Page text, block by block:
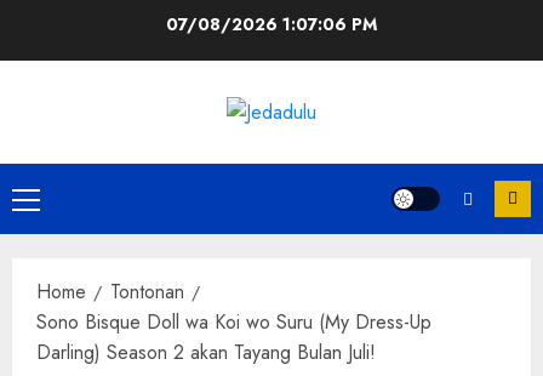
07/08/20261:07:07 PM
Primary
Menu
Home
Tontonan
Sono Bisque Doll wa Koi wo Suru (My Dress-Up
Darling) Season 2 akan Tayang Bulan Juli!